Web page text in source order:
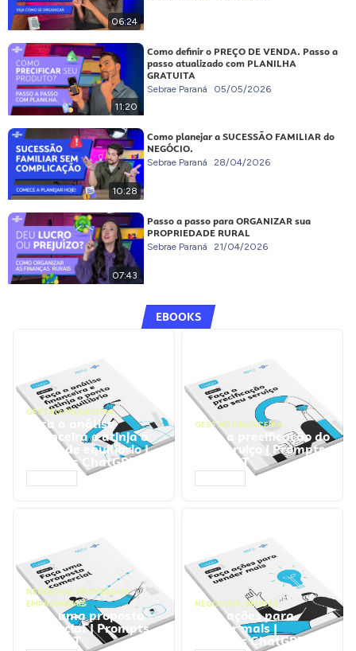
06:24
11:20
Como definir o PREÇO DE VENDA. Passo a
passo atualizado com PLANILHA
GRATUITA
Sebrae Paraná 05/05/2026
10:28
Como planejar a SUCESSÃO FAMILIAR do
NEGÓCIO.
Sebrae Paraná 28/04/2026
07:43
Passo a passo para ORGANIZAR sua
PROPRIEDADE RURAL
Sebrae Paraná 21/04/2026
EBOOKS
GESTÃO FINANCEIRA
Faça a análise
financeira e atinja o
ponto de equilíbrio |
Prompts ChatGPT
GESTÃO FINANCEIRA
Faça a precificação do
seu serviço | Prompts
ChatGPT
NEGÓCIOS, PROCESSOS
EMPRESARIAIS
Faça uma proposta
comercial | Prompts
ChatGPT
NEGÓCIOS, VENDAS
Faça ações para
vender mais |
Prompts ChatGPT